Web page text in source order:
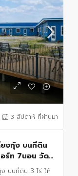
3 สัปดาห์ ที่ผ่านมา
งกุ้ง บนที่ดิน
อร์ท 7นอน วัด
บนที่ดิน 3 ไร่ ให้